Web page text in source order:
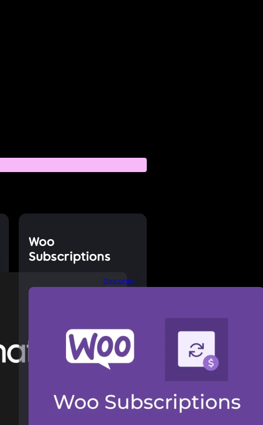
Woo
Subscriptions
Descargar